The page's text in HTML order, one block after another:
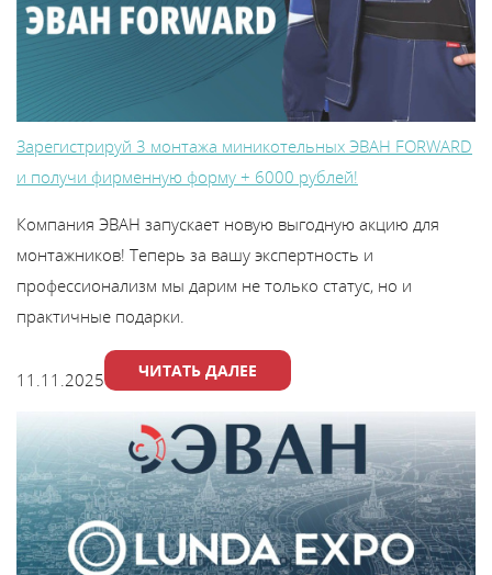
Зарегистрируй 3 монтажа миникотельных ЭВАН FORWARD
и получи фирменную форму + 6000 рублей!
Компания ЭВАН запускает новую выгодную акцию для
монтажников! Теперь за вашу экспертность и
профессионализм мы дарим не только статус, но и
практичные подарки.
11.11.2025 ЧИТАТЬ ДАЛЕЕ